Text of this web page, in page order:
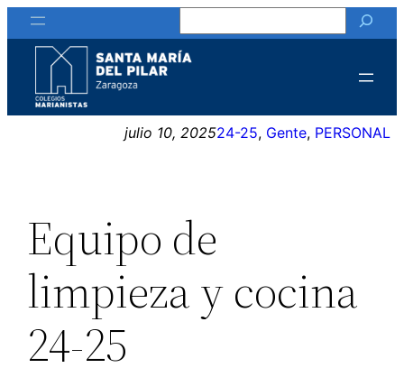
Saltar
al
contenido
julio 10, 202524-25, Gente, PERSONAL
Equipo de
limpieza y cocina
24-25